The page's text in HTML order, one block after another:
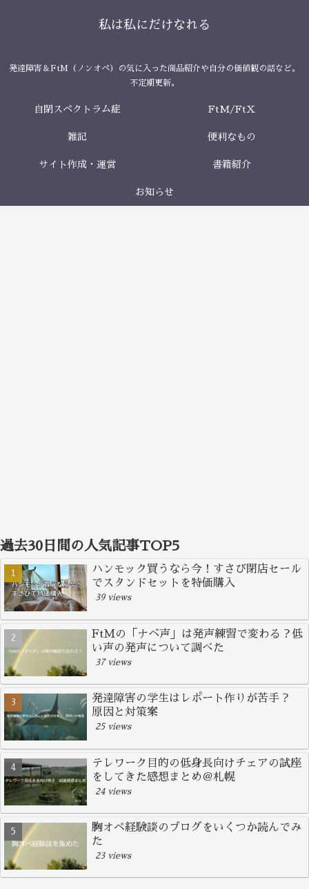
私は私にだけなれる
発達障害＆FtM（ノンオペ）の気に入った商品紹介や自分の価値観の話など。
不定期更新。
自閉スペクトラム症 FtM/FtX
雑記 便利なもの
サイト作成・運営 書籍紹介
お知らせ
過去30日間の人気記事TOP5
ハンモック買うなら今！すさび閉店セール
でスタンドセットを特価購入
39 views
FtMの「ナベ声」は発声練習で変わる？低
い声の発声について調べた
37 views
発達障害の学生はレポート作りが苦手？
原因と対策案
25 views
テレワーク目的の低身長向けチェアの試座
をしてきた感想まとめ＠札幌
24 views
胸オペ経験談のブログをいくつか読んでみ
た
23 views